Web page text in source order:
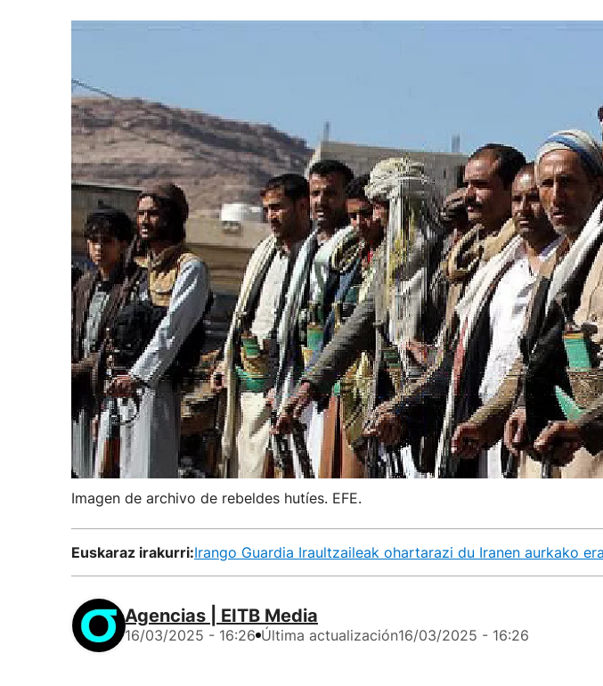
Imagen de archivo de rebeldes hutíes. EFE.
Euskaraz irakurri:Irango Guardia Iraultzaileak ohartarazi du Iranen aurkako
Agencias | EITB Media
16/03/2025 - 16:26 Última actualización16/03/2025 - 16:26